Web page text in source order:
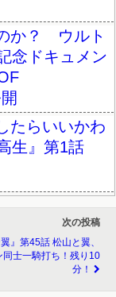
か？ ウルト
念ドキュメン
たらいいかわ
生』第1話
次の投稿
』第45話 松山と翼、
同士一騎打ち！残り10
分！